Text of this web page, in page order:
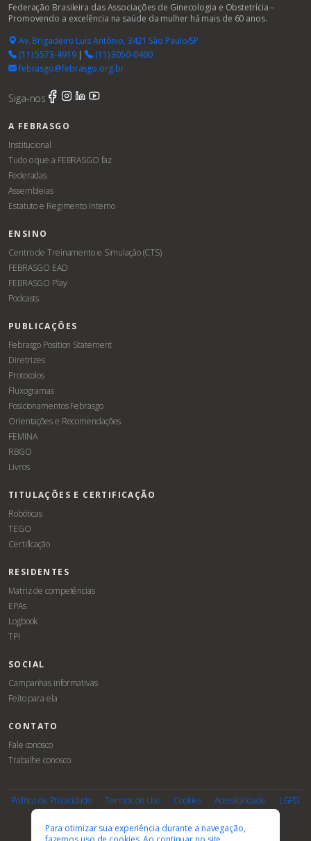
Federação Brasileira das Associações de Ginecologia e Obstetrícia –
Promovendo a excelência na saúde da mulher há mais de 60 anos.
Av. Brigadeiro Luís Antônio, 3421 São Paulo/SP
(11) 5573-4919|
(11) 3050-0400
febrasgo@febrasgo.org.br
Siga-nos
A FEBRASGO
Institucional
Tudo o que a FEBRASGO faz
Federadas
Assembleias
Estatuto e Regimento Interno
ENSINO
Centro de Treinamento e Simulação (CTS)
FEBRASGO EAD
FEBRASGO Play
Podcasts
PUBLICAÇÕES
Febrasgo Position Statement
Diretrizes
Protocolos
Fluxogramas
Posicionamentos Febrasgo
Orientações e Recomendações
FEMINA
RBGO
Livros
TITULAÇÕES E CERTIFICAÇÃO
Robóticas
TEGO
Certificação
RESIDENTES
Matriz de competências
EPAs
Logbook
TPI
SOCIAL
Campanhas informativas
Feito para ela
CONTATO
Fale conosco
Trabalhe conosco
Política de Privacidade Termos de Uso Cookies Acessibilidade LGPD
PARCEIROS E AFILIAÇÕES
Para otimizar sua experiência durante a navegação,